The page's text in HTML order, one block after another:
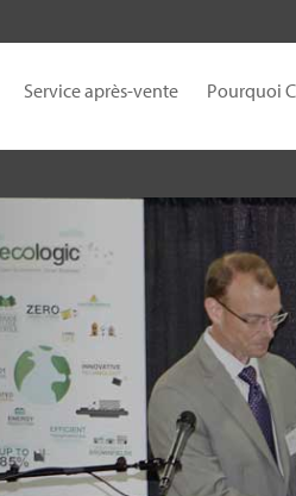
Service après-vente Pourquoi